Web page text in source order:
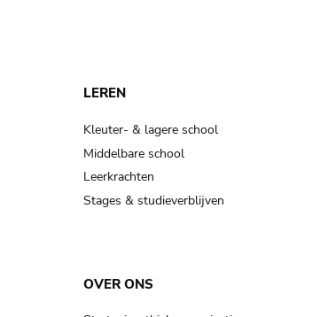
LEREN
Kleuter- & lagere school
Middelbare school
Leerkrachten
Stages & studieverblijven
OVER ONS